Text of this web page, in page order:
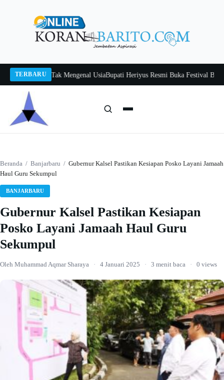
TERBARU
Belajar Tak Mengenal UsiaBupati Heriyus Resmi Buka Festival Budaya
Beranda / Banjarbaru / Gubernur Kalsel Pastikan Kesiapan Posko Layani Jamaah
Haul Guru Sekumpul
BANJARBARU
Gubernur Kalsel Pastikan Kesiapan
Posko Layani Jamaah Haul Guru
Sekumpul
Oleh Muhammad Aqmar Sharaya · 4 Januari 2025 · 3 menit baca · 0 views